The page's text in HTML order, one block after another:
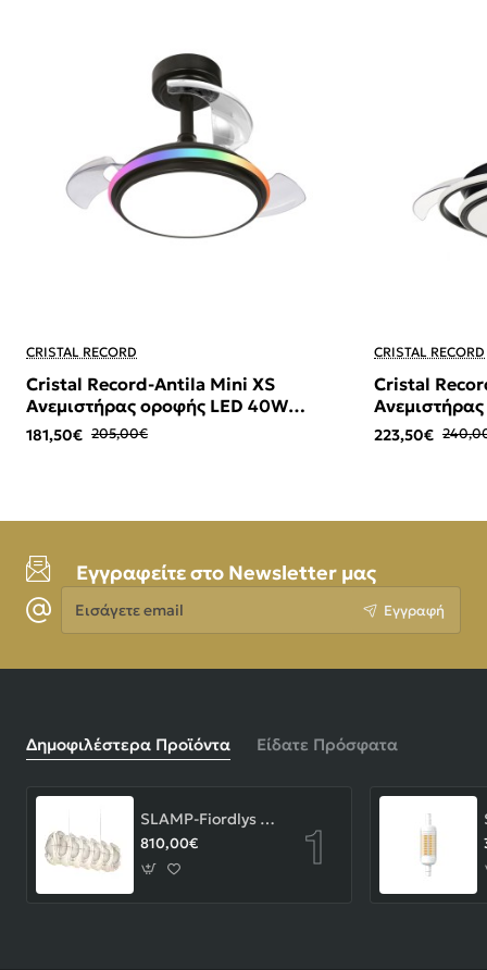
-11%
CRISTAL RECORD
Cristal Record-Antila Mini XS
Ανεμιστήρας οροφής LED 40W
Μαύρος ΚΩΔ.-85-094-22-180
181,50€ 205,00€
-7%
CRISTAL RECORD
Cristal
402-40-180
223,50€
Εγγραφείτε στο Newsletter μας
Εισάγετε
email
Εγγραφή
Δημοφιλέστερα Προϊόντα Είδατε Πρόσφατα
SLAMP-Fiordlys Linear Φωτιστικό Κρεμαστό 90x26x33cm White ΚΩΔ.-FRDSXXLWHT01T00LINEU
810,00€